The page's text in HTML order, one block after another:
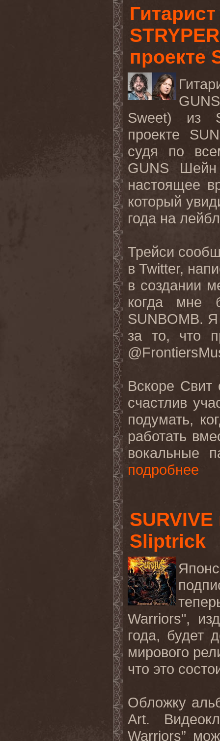
проекте
Sweet) из
проекте
судя по
GUNS Шейн
настоящее
который
года на
Трейси
в Twitter,
в создании
когда мне
SUNBOMB. Я
за то, что
Вскоре Свит
счастлив
подумать,
работать
вокальные
подробнее
Sliptrick
Warriors",
года, будет
мирового
что это
Обложку
Art.
Warriors”